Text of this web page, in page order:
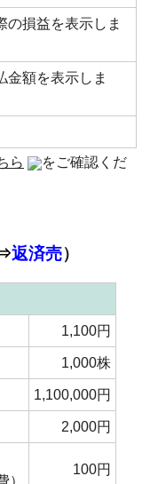
の損益を表示しま
金額を表示しま
ら
をご確認くだ
返済売）
1,100円
1,000株
1,100,000円
2,000円
100円